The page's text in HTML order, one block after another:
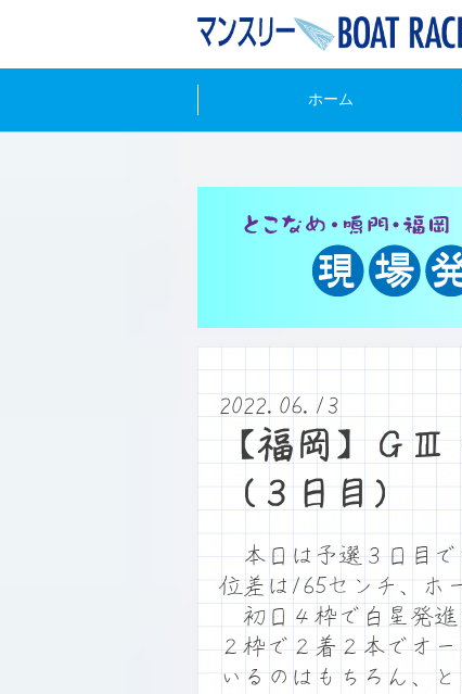
ホーム
2022.06.13
【福岡】ＧⅢ
（３日目）
本日は予選３日目で
位差は165センチ、ホ
初日４枠で白星発進
２枠で２着２本でオ
いるのはもちろん、